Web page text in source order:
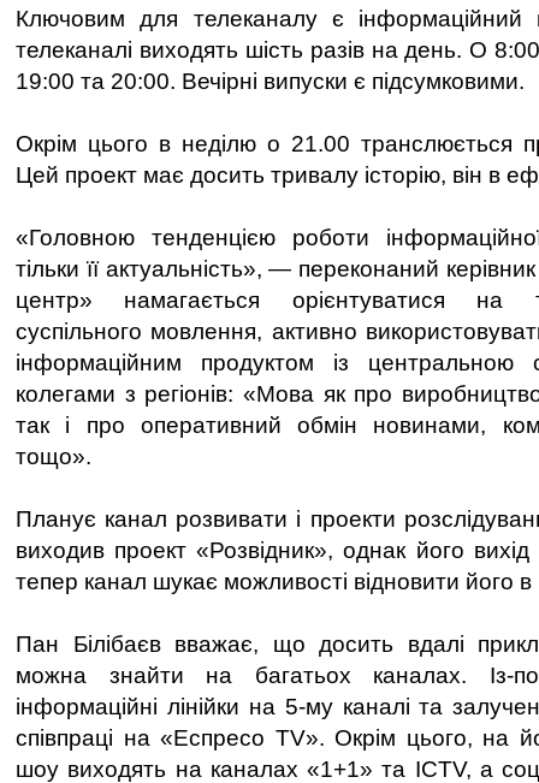
Ключовим для телеканалу є інформаційний
телеканалі виходять шість разів на день. О
19:00 та 20:00. Вечірні випуски є підсумковими.
Окрім цього в неділю о 21.00 транслюється
Цей проект має досить тривалу історію, він в
«Головною тенденцією роботи
тільки її актуальність», — переконаний
центр» намагається орієнтуватися на
суспільного мовлення, активно
інформаційним продуктом із центральною
колегами з регіонів: «Мова як про
так і про оперативний обмін новинами,
тощо».
Планує канал розвивати і проекти
виходив проект «Розвідник», однак його
тепер канал шукає можливості відновити його
Пан Білібаєв вважає, що досить вдалі
можна знайти на багатьох каналах. Із-
інформаційні лінійки на 5-му каналі та
співпраці на «Еспресо TV». Окрім цього, на
шоу виходять на каналах «1+1» та ICTV, а